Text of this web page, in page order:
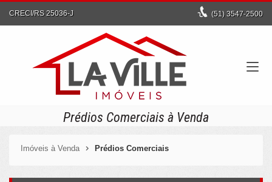
CRECI/RS 25036-J (51) 3547-2500
Prédios Comerciais à Venda
Imóveis à Venda Prédios Comerciais